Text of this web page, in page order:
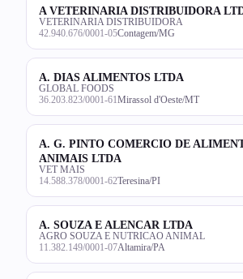
A VETERINARIA DISTRIBUIDORA
VETERINARIA DISTRIBUIDORA
42.940.676/0001-05Contagem/MG
A. DIAS ALIMENTOS LTDA
GLOBAL FOODS
36.203.823/0001-61 Mirassol d'Oeste/MT
A. G. PINTO COMERCIO DE
ANIMAIS LTDA
VET MAIS
14.588.378/0001-62Teresina/PI
A. SOUZA E ALENCAR LTDA
AGRO SOUZA E NUTRICAO ANIMAL
11.382.149/0001-07Altamira/PA